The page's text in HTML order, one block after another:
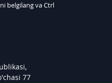
belgilang va Ctrl
77